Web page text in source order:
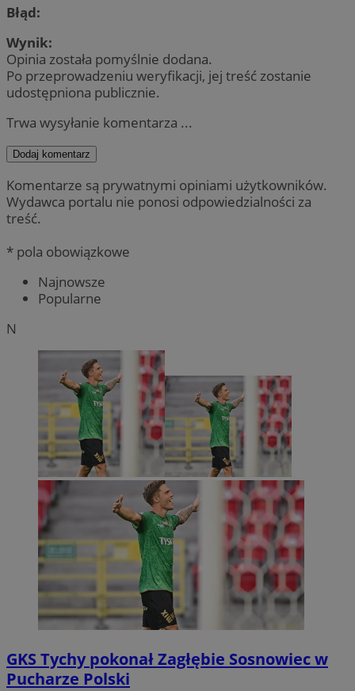
Błąd:
Wynik:
Opinia została pomyślnie dodana.
Po przeprowadzeniu weryfikacji, jej treść zostanie
udostępniona publicznie.
Trwa wysyłanie komentarza ...
Dodaj komentarz
Komentarze są prywatnymi opiniami użytkowników.
Wydawca portalu nie ponosi odpowiedzialności za
treść.
* pola obowiązkowe
Najnowsze
Popularne
N
GKS Tychy pokonał Zagłębie Sosnowiec w
Pucharze Polski